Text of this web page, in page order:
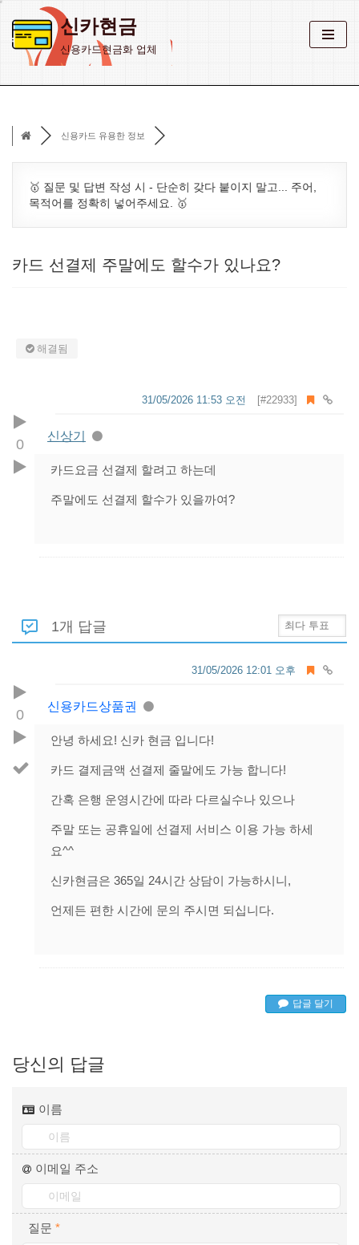
콘
너
신카현금
신용카드현금화 업체
신용카드 유용한 정보
🥇 질문 및 답변 작성 시 - 단순히 갖다 붙이지 말고... 주어,
목적어를 정확히 넣어주세요. 🥇
카드 선결제 주말에도 할수가 있나요?
해결됨
0
[#22933]
31/05/2026 11:53 오전
신상기
카드요금 선결제 할려고 하는데
주말에도 선결제 할수가 있을까여?
1개 답글
0
31/05/2026 12:01 오후
신용카드상품권
안녕 하세요! 신카 현금 입니다!
카드 결제금액 선결제 줄말에도 가능 합니다!
간혹 은행 운영시간에 따라 다르실수나 있으나
주말 또는 공휴일에 선결제 서비스 이용 가능 하세
요^^
신카현금은 365일 24시간 상담이 가능하시니,
언제든 편한 시간에 문의 주시면 되십니다.
답글 달기
당신의 답글
이름
이메일 주소
질문 *